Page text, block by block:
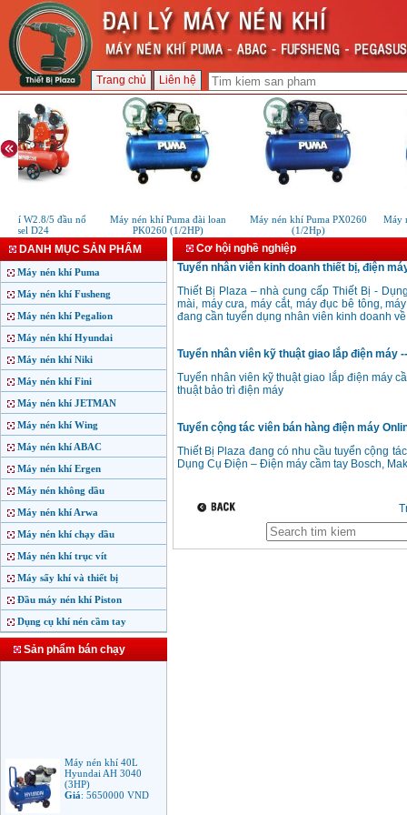
Trang chủ Liên hệ
khí W2.8/5 đầu nổ
diesel D24
Máy nén khí Puma đài loan
PK0260 (1/2HP)
Máy nén khí Puma PX0260
(1/2Hp)
Máy
DANH MỤC SẢN PHẨM
Máy nén khí Puma
Máy nén khí Fusheng
Máy nén khí Pegalion
Máy nén khí Hyundai
Máy nén khí Niki
Máy nén khí Fini
Máy nén khí JETMAN
Máy nén khí Wing
Máy nén khí ABAC
Máy nén khí Ergen
Máy nén không dầu
Máy nén khí Arwa
Máy nén khí chạy dầu
Máy nén khí trục vít
Máy sấy khí và thiết bị
Đầu máy nén khí Piston
Dụng cụ khí nén cầm tay
Sản phẩm bán chạy
Máy nén khí 40L
Hyundai AH 3040
(3HP)
Giá:5650000 VND
Cơ hội nghề nghiệp
Tuyển nhân viên kinh doanh thiết bị, điện
Thiết Bị Plaza – nhà cung cấp Thiết Bị -
mài, máy cưa, máy cắt, máy đục bê tông,
đang cần tuyển dụng nhân viên kinh doanh
Tuyển nhân viên kỹ thuật giao lắp điện máy
Tuyển nhân viên kỹ thuật giao lắp điện máy
thuật bảo trì điện máy
Tuyển cộng tác viên bán hàng điện máy
Thiết Bị Plaza đang có nhu cầu tuyển cộng
Dụng Cụ Điện – Điện máy cầm tay Bosch,